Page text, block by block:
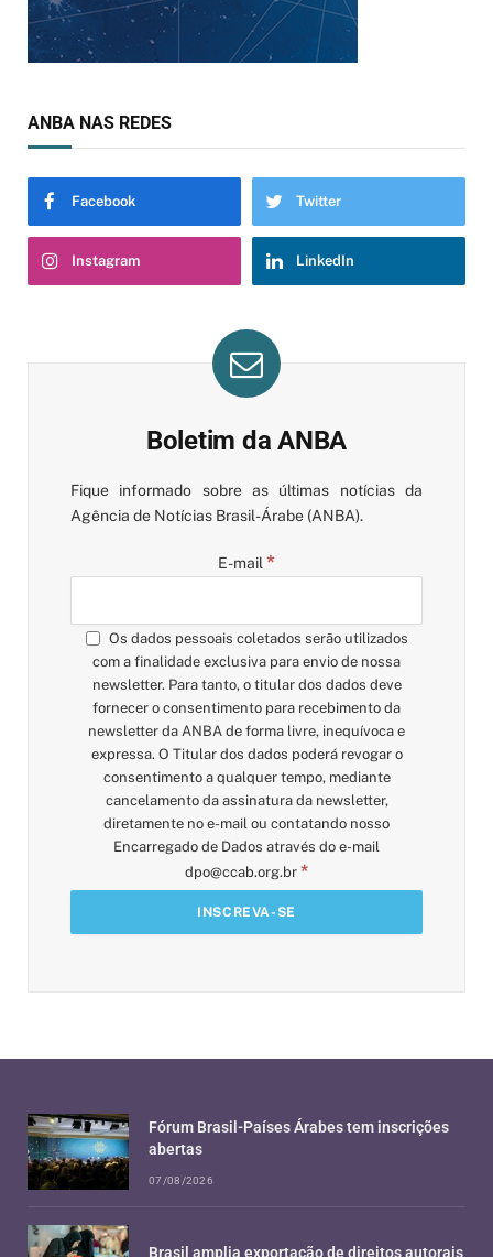
ANBA NAS REDES
Facebook Twitter
Instagram LinkedIn
Boletim da ANBA
Fique informado sobre as últimas notícias da
Agência de Notícias Brasil-Árabe (ANBA).
E-mail *
Os dados pessoais coletados serão utilizados
com a finalidade exclusiva para envio de nossa
newsletter. Para tanto, o titular dos dados deve
fornecer o consentimento para recebimento da
newsletter da ANBA de forma livre, inequívoca e
expressa. O Titular dos dados poderá revogar o
consentimento a qualquer tempo, mediante
cancelamento da assinatura da newsletter,
diretamente no e-mail ou contatando nosso
Encarregado de Dados através do e-mail
dpo@ccab.org.br *
Fórum Brasil-Países Árabes tem inscrições
abertas
07/08/2026
Brasil amplia exportação de direitos autorais